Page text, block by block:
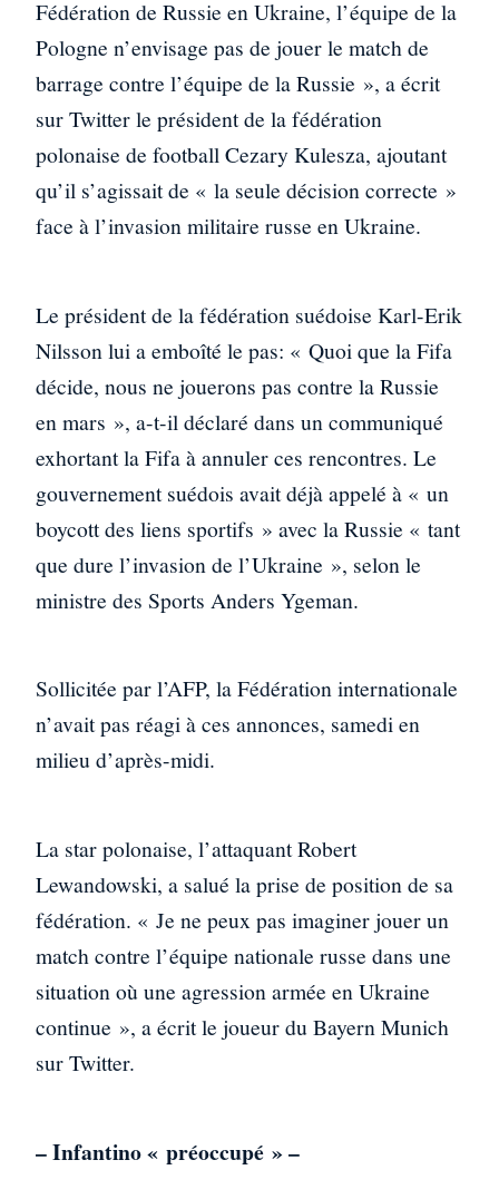
Fédération de Russie en Ukraine, l’équipe de la
Pologne n’envisage pas de jouer le match de
barrage contre l’équipe de la Russie », a écrit
sur Twitter le président de la fédération
polonaise de football Cezary Kulesza, ajoutant
qu’il s’agissait de « la seule décision correcte »
face à l’invasion militaire russe en Ukraine.
Le président de la fédération suédoise Karl-Erik
Nilsson lui a emboîté le pas: « Quoi que la Fifa
décide, nous ne jouerons pas contre la Russie
en mars », a-t-il déclaré dans un communiqué
exhortant la Fifa à annuler ces rencontres. Le
gouvernement suédois avait déjà appelé à « un
boycott des liens sportifs » avec la Russie « tant
que dure l’invasion de l’Ukraine », selon le
ministre des Sports Anders Ygeman.
Sollicitée par l’AFP, la Fédération internationale
n’avait pas réagi à ces annonces, samedi en
milieu d’après-midi.
La star polonaise, l’attaquant Robert
Lewandowski, a salué la prise de position de sa
fédération. « Je ne peux pas imaginer jouer un
match contre l’équipe nationale russe dans une
situation où une agression armée en Ukraine
continue », a écrit le joueur du Bayern Munich
sur Twitter.
– Infantino « préoccupé » –